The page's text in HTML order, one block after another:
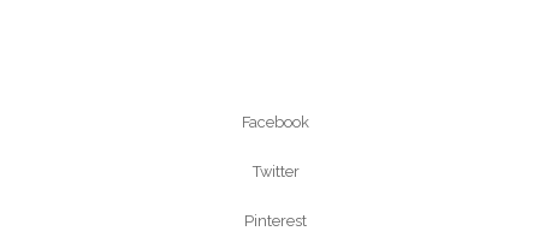
Facebook
Twitter
Pinterest